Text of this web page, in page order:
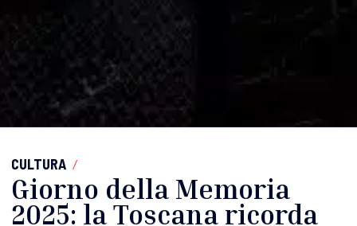
CULTURA /
Giorno della Memoria
2025: la Toscana ricorda